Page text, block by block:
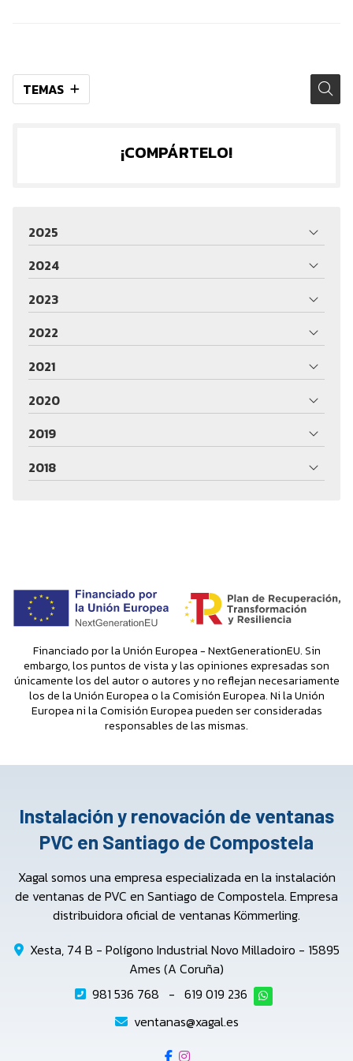
TEMAS
¡COMPÁRTELO!
2025
2024
2023
2022
2021
2020
2019
2018
Financiado por la Unión Europea - NextGenerationEU. Sin
embargo, los puntos de vista y las opiniones expresadas son
únicamente los del autor o autores y no reflejan necesariamente
los de la Unión Europea o la Comisión Europea. Ni la Unión
Europea ni la Comisión Europea pueden ser consideradas
responsables de las mismas.
Instalación y renovación de ventanas
PVC en Santiago de Compostela
Xagal somos una empresa especializada en la instalación
de ventanas de PVC en Santiago de Compostela. Empresa
distribuidora oficial de ventanas Kömmerling.
Xesta, 74 B - Polígono Industrial Novo Milladoiro - 15895
Ames (A Coruña)
981 536 768 - 619 019 236
ventanas@xagal.es